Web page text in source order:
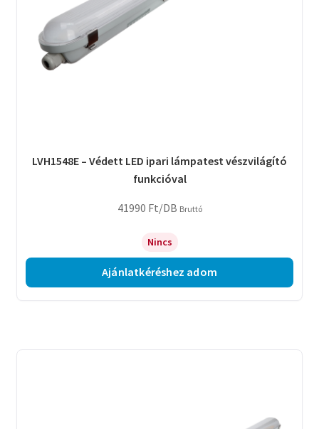
LVH1548E – Védett LED ipari lámpatest vészvilágító
funkcióval
41990 Ft/DB Bruttó
Nincs
Ajánlatkéréshez adom